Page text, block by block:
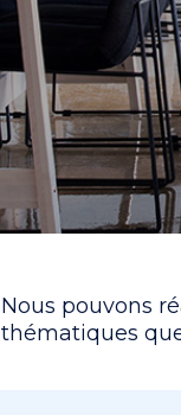
Nous pouvons
thématiques